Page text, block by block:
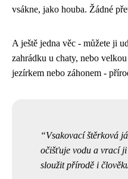
vsákne, jako houba. Žádné
A ještě jedna věc - můžete ji
zahrádku u chaty, nebo
jezírkem nebo záhonem -
Vsakovací štěrková
očišťuje vodu a vrací ji
sloužit přírodě i